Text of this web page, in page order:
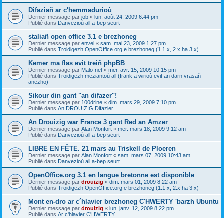
Difaziañ ar c'hemmadurioù
Dernier message par job « lun. août 24, 2009 6:44 pm
Publié dans Danvezioù all a-bep seurt
staliañ open office 3.1 e brezhoneg
Dernier message par envel « sam. mai 23, 2009 1:27 pm
Publié dans Troidigezh OpenOffice.org e brezhoneg (1.1.x, 2.x ha 3.x)
Kemer ma flas evit treiñ phpBB
Dernier message par Malo-net « mer. avr. 15, 2009 10:15 pm
Publié dans Troidigezh meziantoù all (frank a wirioù evit an darn vrasañ
anezho)
Sikour din gant "an difazer"!
Dernier message par 100drine « dim. mars 29, 2009 7:10 pm
Publié dans An DROUIZIG Difazier
An Drouizig war France 3 gant Red an Amzer
Dernier message par Alan Monfort « mer. mars 18, 2009 9:12 am
Publié dans Danvezioù all a-bep seurt
LIBRE EN FÊTE. 21 mars au Triskell de Ploeren
Dernier message par Alan Monfort « sam. mars 07, 2009 10:43 am
Publié dans Danvezioù all a-bep seurt
OpenOffice.org 3.1 en langue bretonne est disponible
Dernier message par drouizig « dim. mars 01, 2009 8:22 am
Publié dans Troidigezh OpenOffice.org e brezhoneg (1.1.x, 2.x ha 3.x)
Mont en-dro ar c´hlavier brezhoneg C'HWERTY 'barzh Ubuntu
Dernier message par drouizig « lun. janv. 12, 2009 8:22 pm
Publié dans Ar c'hlavier C'HWERTY